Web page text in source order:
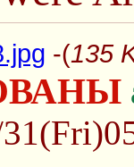
-(135